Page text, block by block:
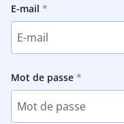
E-mail
Mot de passe